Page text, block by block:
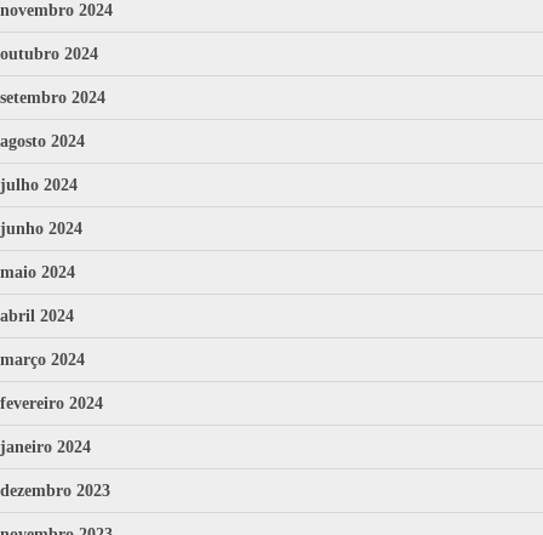
novembro 2024
outubro 2024
setembro 2024
agosto 2024
julho 2024
junho 2024
maio 2024
abril 2024
março 2024
fevereiro 2024
janeiro 2024
dezembro 2023